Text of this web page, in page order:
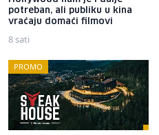
potreban, ali publiku u kina
vraćaju domaći filmovi
8 sati
PROMO